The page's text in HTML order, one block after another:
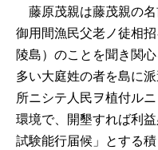
藤原茂親は藤茂親の
御用間漁民父老ノ徒相
陵島）のことを聞き関
多い大庭姓の者を島に
所ニシテ人民ヲ植付ル
環境で、開墾すれば利
試験能行届候」とする